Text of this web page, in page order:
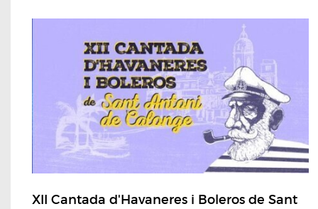
XII Cantada d'Havaneres i Boleros de Sant